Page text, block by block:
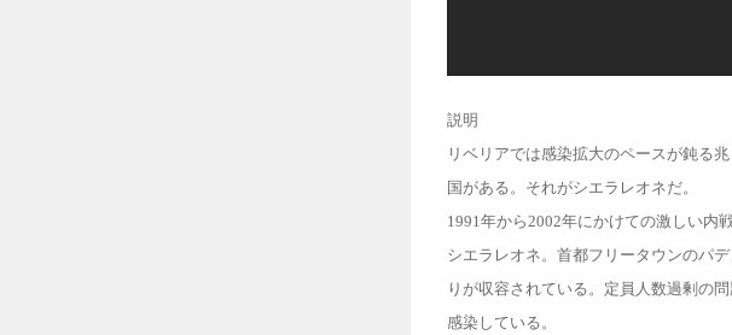
説明
リベリアでは感染拡大のペースが鈍る
国がある。それがシエラレオネだ。
1991年から2002年にかけての激しい内
シエラレオネ。首都フリータウンのパ
りが収容されている。定員人数過剰の
感染している。